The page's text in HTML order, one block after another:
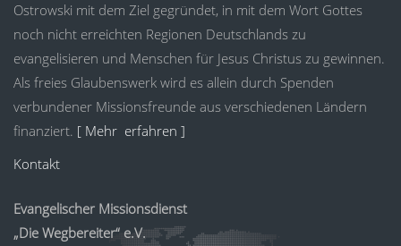
Ostrowski mit dem Ziel gegründet, in mit dem Wort Gottes
noch nicht erreichten Regionen Deutschlands zu
evangelisieren und Menschen für Jesus Christus zu gewinnen.
Als freies Glaubenswerk wird es allein durch Spenden
verbundener Missionsfreunde aus verschiedenen Ländern
finanziert. [ Mehr erfahren ]
Kontakt
Evangelischer Missionsdienst
„Die Wegbereiter“ e.V.